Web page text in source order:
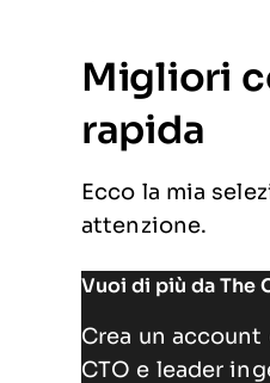
Migliori
rapida
Ecco la mia
attenzione.
Vuoi di più da The
Crea un
CTO e leader